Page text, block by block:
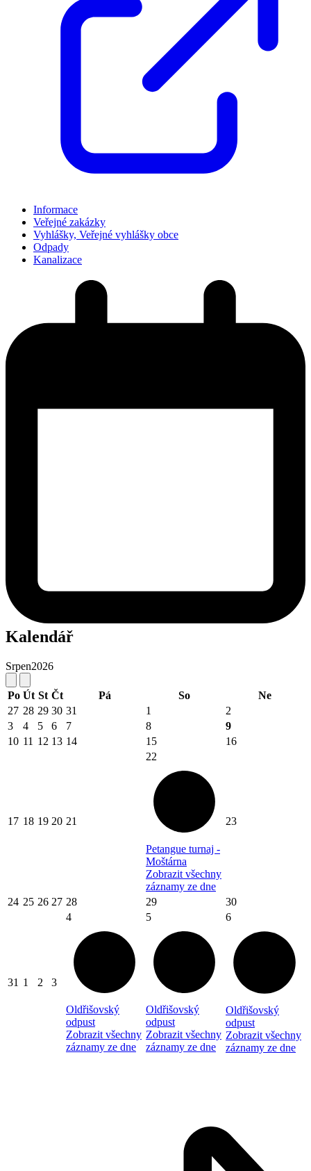
Informace
Veřejné zakázky
Vyhlášky, Veřejné vyhlášky obce
Odpady
Kanalizace
Kalendář
Srpen2026
Po Út St Čt Pá So
Ne
27 28 29 30 31 1
2
3
4 5 6 7 8
9
10 11 12 13 14 15 16
17 18 19 20 21
22
Petangue turnaj -
Moštárna
Zobrazit všechny
záznamy ze dne
23
24 25 26 27 28 29 30
31 1 2 3
4
Oldřišovský
odpust
Zobrazit všechny
záznamy ze dne
5
Oldřišovský
odpust
Zobrazit všechny
záznamy ze dne
6
Oldřišovský
odpust
Zobrazit všechny
záznamy ze dne